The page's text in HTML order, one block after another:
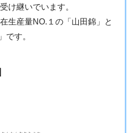
け継いでいます。
生産量NO.１の「山田錦」と
です。